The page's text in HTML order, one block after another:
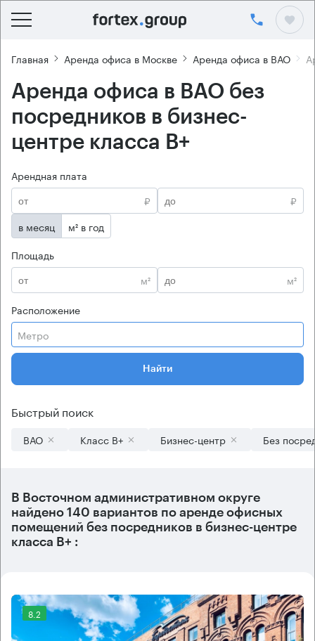
Главная Аренда офиса в Москве Аренда офиса в ВАО
Аренда офиса в ВАО без
посредников в бизнес-
центре класса B+
Арендная плата
₽
₽
в месяц
м² в год
Площадь
м²
м²
Расположение
Метро
Найти
Быстрый поиск
ВАО Класс B+ Бизнес-центр Без
В Восточном административном округе
найдено 140 вариантов по аренде офисных
помещений без посредников в бизнес-центре
класса B+ :
8.2